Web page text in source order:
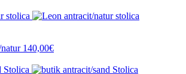
140,00€